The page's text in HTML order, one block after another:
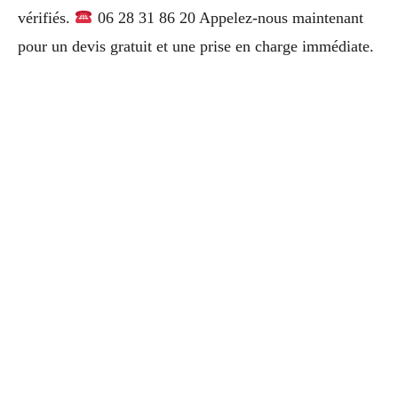
vérifiés.
06 28 31 86 20 Appelez-nous maintenant
pour un devis gratuit et une prise en charge immédiate.